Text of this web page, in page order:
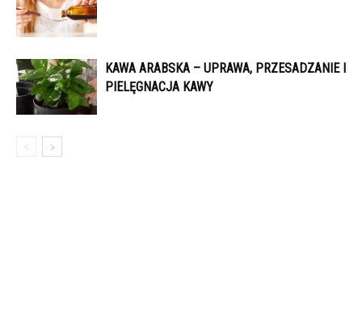
KAWA ARABSKA – UPRAWA, PRZESADZANIE I
PIELĘGNACJA KAWY